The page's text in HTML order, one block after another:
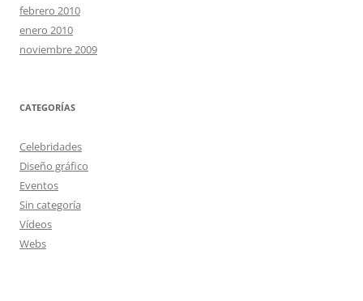
febrero 2010
enero 2010
noviembre 2009
CATEGORÍAS
Celebridades
Diseño gráfico
Eventos
Sin categoría
Vídeos
Webs